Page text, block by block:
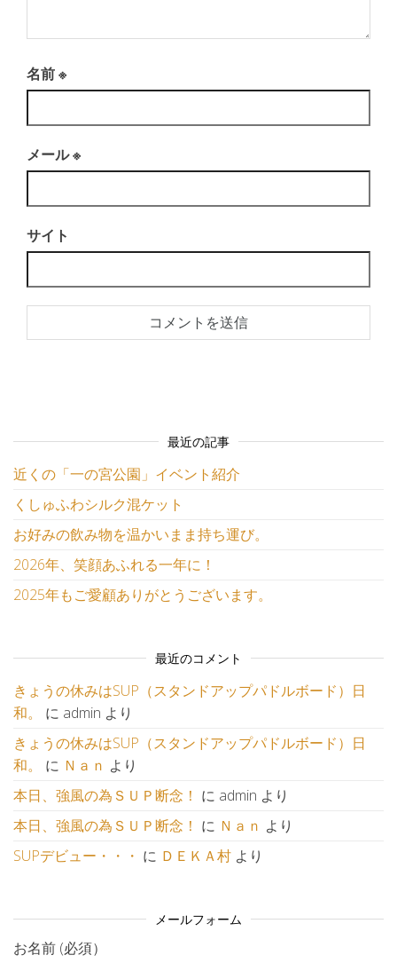
名前※
メール※
サイト
最近の記事
近くの「一の宮公園」イベント紹介
くしゅふわシルク混ケット
お好みの飲み物を温かいまま持ち運び。
2026年、笑顔あふれる一年に！
2025年もご愛顧ありがとうございます。
最近のコメント
きょうの休みはSUP（スタンドアップパドルボード）日
和。
に admin より
きょうの休みはSUP（スタンドアップパドルボード）日
和。
に Ｎａｎ より
本日、強風の為ＳＵＰ断念！ に admin より
本日、強風の為ＳＵＰ断念！ に Ｎａｎ より
SUPデビュー・・・ に ＤＥＫＡ村 より
メールフォーム
お名前 (必須）